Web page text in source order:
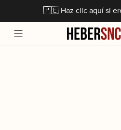
🇵🇪 Haz clic aquí si